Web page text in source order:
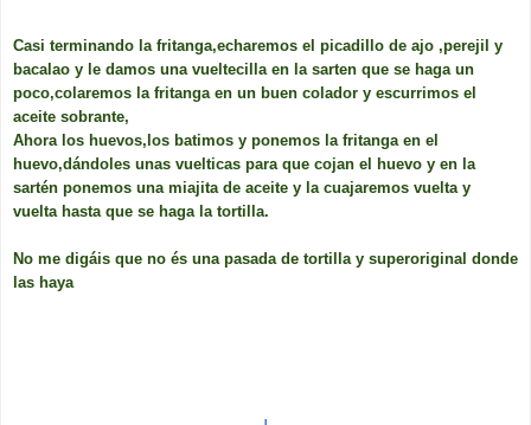
Casi terminando la fritanga,echaremos el picadillo de ajo ,perejil y
bacalao y le damos una vueltecilla en la sarten que se haga un
poco,colaremos la fritanga en un buen colador y escurrimos el
aceite sobrante,
Ahora los huevos,los batimos y ponemos la fritanga en el
huevo,dándoles unas vuelticas para que cojan el huevo y en la
sartén ponemos una miajita de aceite y la cuajaremos vuelta y
vuelta hasta que se haga la tortilla.
No me digáis que no és una pasada de tortilla y superoriginal donde
las haya